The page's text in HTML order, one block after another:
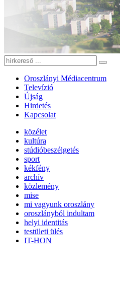
Oroszlányi Médiacentrum
Televízió
Újság
Hirdetés
Kapcsolat
közélet
kultúra
stúdióbeszélgetés
sport
kékfény
archív
közlemény
mise
mi vagyunk oroszlány
oroszlányból indultam
helyi identitás
testületi ülés
IT-HON